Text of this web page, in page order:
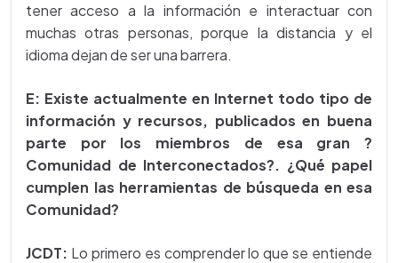
tener acceso a la información e interactuar con
muchas otras personas, porque la distancia y el
idioma dejan de ser una barrera.
E: Existe actualmente en Internet todo tipo de
información y recursos, publicados en buena
parte por los miembros de esa gran ?
Comunidad de Interconectados?. ¿Qué papel
cumplen las herramientas de búsqueda en esa
Comunidad?
JCDT: Lo primero es comprender lo que se entiende